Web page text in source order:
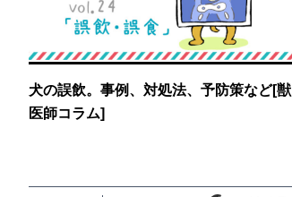
犬の誤飲。事例、対処法、予防策など[獣
医師コラム]